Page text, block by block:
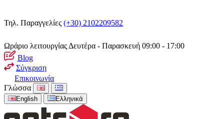
Τηλ. Παραγγελίες (+30) 2102209582
Ωράριο λειτουργίας Δευτέρα - Παρασκευή 09:00 - 17:00
Blog
Σύγκριση
Επικοινωνία
Γλώσσα
English Ελληνικά